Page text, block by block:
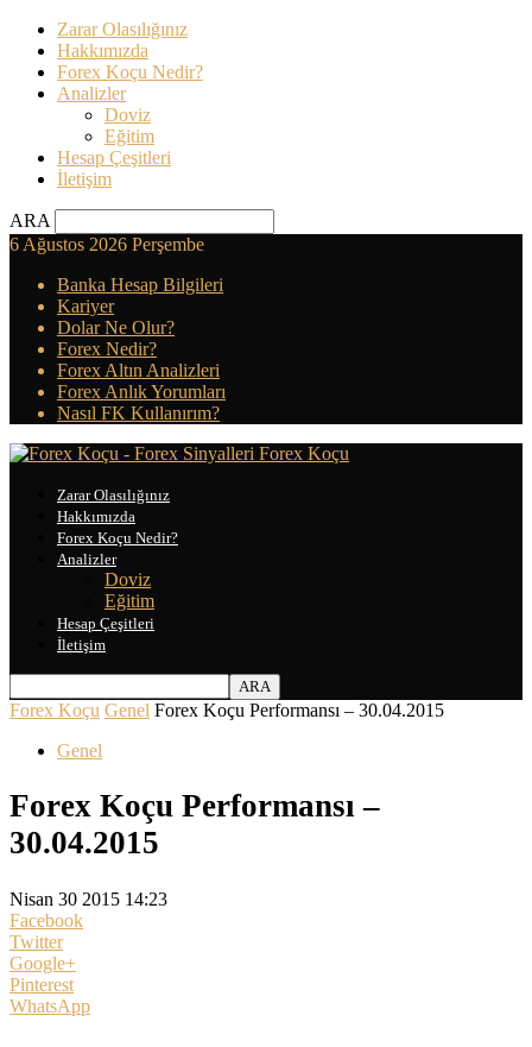
Zarar Olasılığınız
Hakkımızda
Forex Koçu Nedir?
Analizler
Doviz
Eğitim
Hesap Çeşitleri
İletişim
ARA
6 Ağustos 2026 Perşembe
Banka Hesap Bilgileri
Kariyer
Dolar Ne Olur?
Forex Nedir?
Forex Altın Analizleri
Forex Anlık Yorumları
Nasıl FK Kullanırım?
Forex Koçu
Zarar Olasılığınız
Hakkımızda
Forex Koçu Nedir?
Analizler
Doviz
Eğitim
Hesap Çeşitleri
İletişim
Forex Koçu Genel Forex Koçu Performansı – 30.04.2015
Genel
Forex Koçu Performansı –
30.04.2015
Nisan 30 2015 14:23
Facebook
Twitter
Google+
Pinterest
WhatsApp